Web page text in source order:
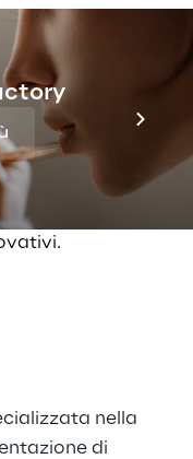
tendenze
dati,
neutrality,
aziende su
Data Cloud,
e supporta la
nella
di